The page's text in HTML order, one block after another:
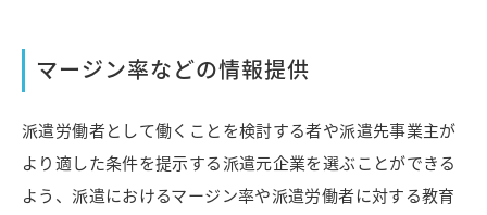
マージン率などの情報提供
派遣労働者として働くことを検討する者や派遣先事業主が
より適した条件を提示する派遣元企業を選ぶことができる
よう、派遣におけるマージン率や派遣労働者に対する教育